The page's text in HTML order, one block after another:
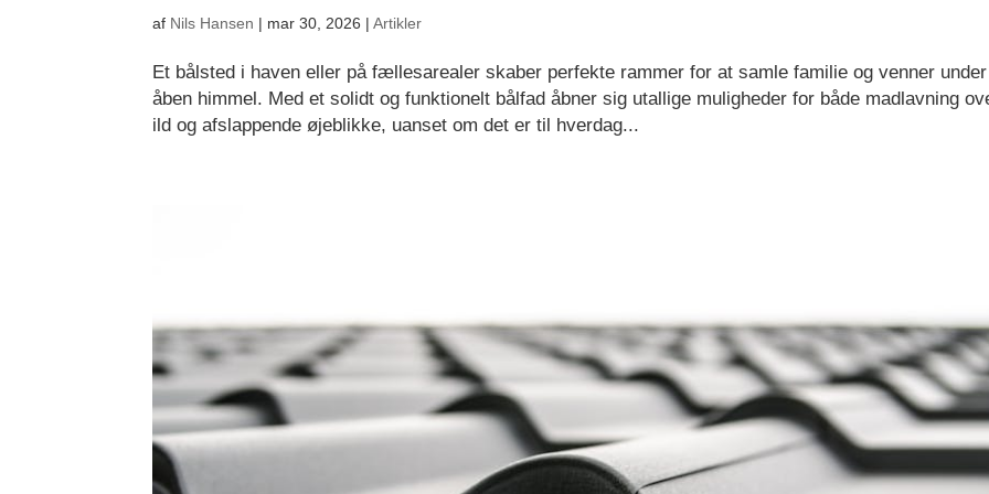
af Nils Hansen | mar 30, 2026 | Artikler
Et bålsted i haven eller på fællesarealer skaber perfekte rammer for at samle familie og venner under
åben himmel. Med et solidt og funktionelt bålfad åbner sig utallige muligheder for både madlavning
ild og afslappende øjeblikke, uanset om det er til hverdag...